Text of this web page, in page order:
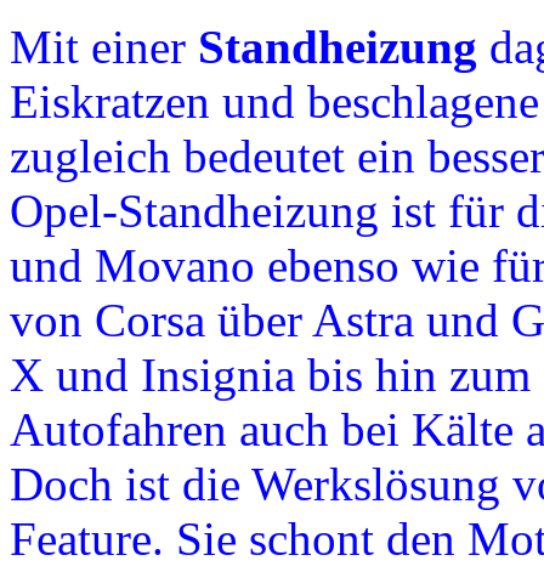
Mit einer Standheizung
Eiskratzen und
zugleich bedeutet ein
Opel-Standheizung ist für
und Movano ebenso wie
von Corsa über Astra und
X und Insignia bis hin
Autofahren auch bei Kälte
Doch ist die Werkslösung
Feature. Sie schont den